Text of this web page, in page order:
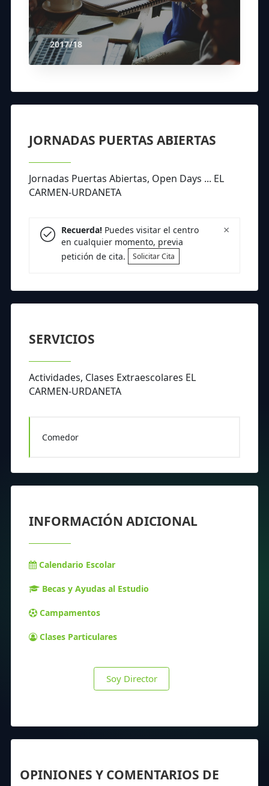
2017/18
JORNADAS PUERTAS ABIERTAS
Jornadas Puertas Abiertas, Open Days ... EL
CARMEN-URDANETA
×
Recuerda!Puedes visitar el centro
en cualquier momento, previa
petición de cita.
Solicitar Cita
SERVICIOS
Actividades, Clases Extraescolares EL
CARMEN-URDANETA
Comedor
INFORMACIÓN ADICIONAL
Calendario Escolar
Becas y Ayudas al Estudio
Campamentos
Clases Particulares
Soy Director
OPINIONES Y COMENTARIOS DE